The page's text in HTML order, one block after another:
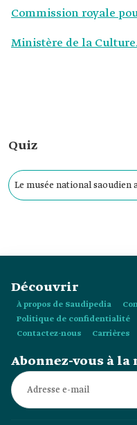
Commission royale
Ministère de la
Quiz
Le musée national saoudien
Découvrir
À propos de Saudipedia
Politique de confidentialité
Contactez-nous
Carrières
Abonnez-vous à